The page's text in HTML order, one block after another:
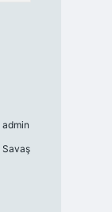
admin
Savaş